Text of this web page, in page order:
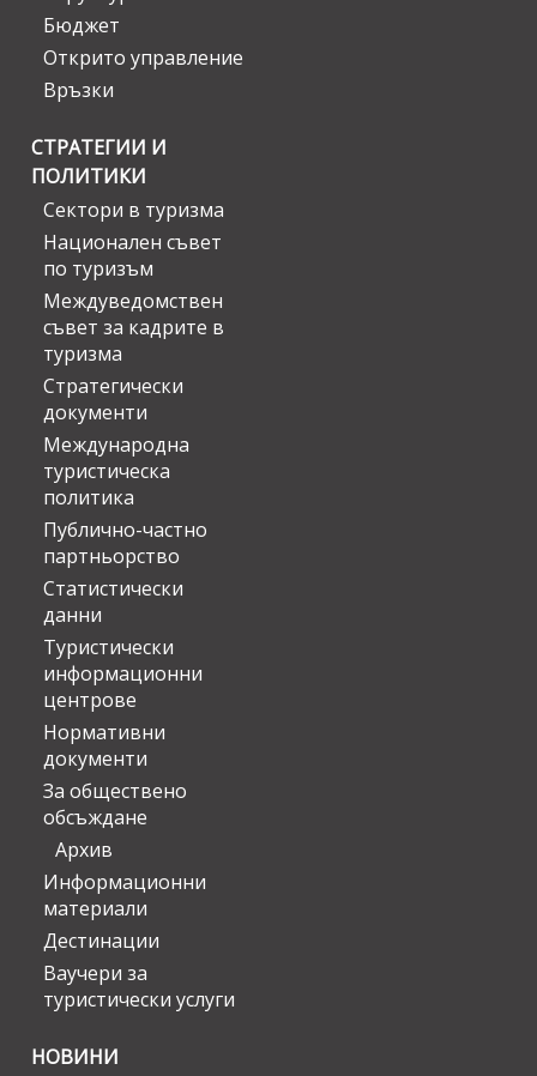
Бюджет
Открито управление
Връзки
СТРАТЕГИИ И
ПОЛИТИКИ
Сектори в туризма
Национален съвет
по туризъм
Междуведомствен
съвет за кадрите в
туризма
Стратегически
документи
Международна
туристическа
политика
Публично-частно
партньорство
Статистически
данни
Туристически
информационни
центрове
Нормативни
документи
За обществено
обсъждане
Архив
Информационни
материали
Дестинации
Ваучери за
туристически услуги
НОВИНИ